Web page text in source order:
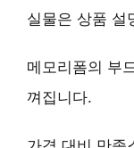
실물은 상품 설
메모리폼의 부
껴집니다.